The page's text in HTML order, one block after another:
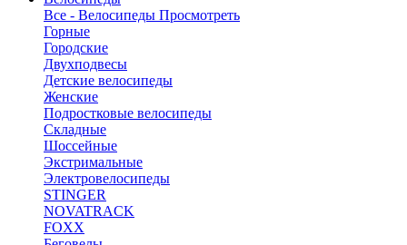
Все - Велосипеды Просмотреть
Горные
Городские
Двухподвесы
Детские велосипеды
Женские
Подростковые велосипеды
Складные
Шоссейные
Экстримальные
Электровелосипеды
STINGER
NOVATRACK
FOXX